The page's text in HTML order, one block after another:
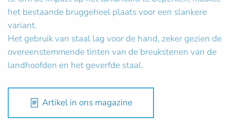
het bestaande bruggeheel plaats voor een slankere
variant.
Het gebruik van staal lag voor de hand, zeker gezien de
overeenstemmende tinten van de breukstenen van de
landhoofden en het geverfde staal.
Artikel in ons magazine